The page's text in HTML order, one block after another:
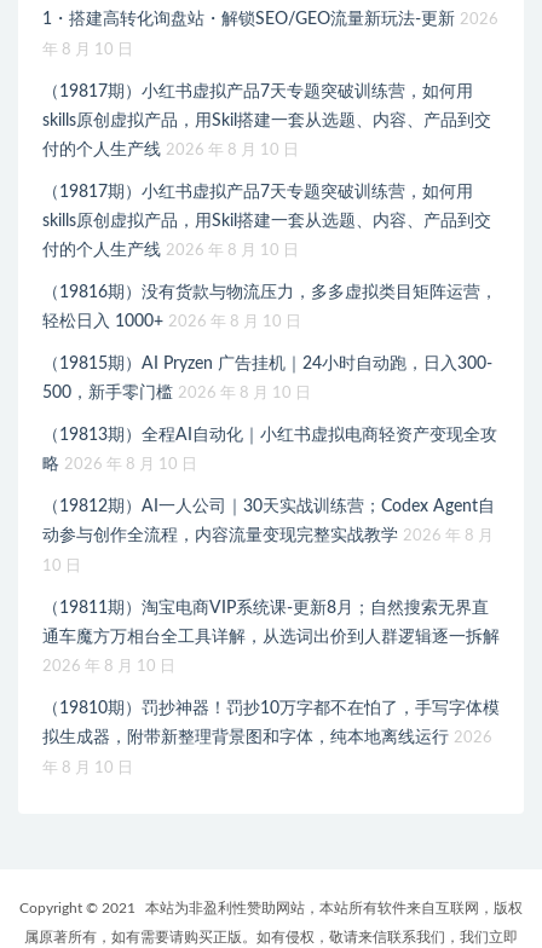
1・搭建高转化询盘站・解锁SEO/GEO流量新玩法-更新 2026
年 8 月 10 日
（19817期）小红书虚拟产品7天专题突破训练营，如何用
skills原创虚拟产品，用Skil搭建一套从选题、内容、产品到交
付的个人生产线 2026 年 8 月 10 日
（19817期）小红书虚拟产品7天专题突破训练营，如何用
skills原创虚拟产品，用Skil搭建一套从选题、内容、产品到交
付的个人生产线 2026 年 8 月 10 日
（19816期）没有货款与物流压力，多多虚拟类目矩阵运营，
轻松日入 1000+ 2026 年 8 月 10 日
（19815期）AI Pryzen 广告挂机｜24小时自动跑，日入300-
500，新手零门槛 2026 年 8 月 10 日
（19813期）全程AI自动化｜小红书虚拟电商轻资产变现全攻
略 2026 年 8 月 10 日
（19812期）AI一人公司｜30天实战训练营；Codex Agent自
动参与创作全流程，内容流量变现完整实战教学 2026 年 8 月
10 日
（19811期）淘宝电商VIP系统课-更新8月；自然搜索无界直
通车魔方万相台全工具详解，从选词出价到人群逻辑逐一拆解
2026 年 8 月 10 日
（19810期）罚抄神器！罚抄10万字都不在怕了，手写字体模
拟生成器，附带新整理背景图和字体，纯本地离线运行 2026
年 8 月 10 日
Copyright © 2021
本站为非盈利性赞助网站，本站所有软件来自互联网，版权
属原著所有，如有需要请购买正版。如有侵权，敬请来信联系我们，我们立即